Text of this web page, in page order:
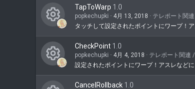
ン
テ
ン
ツ
ア
イ
コ
ン
テ
ン
TapToWarp 1.0
popkechupki 4月 13, 2018
テレポート関
タッチして設定されたポイントにワープ！ア
コ
CheckPoint 1.0
popkechupki 4月 4, 2018
テレポート関連
設定されたポイントにワープ！アスレなどに
CancelRollback 1.0